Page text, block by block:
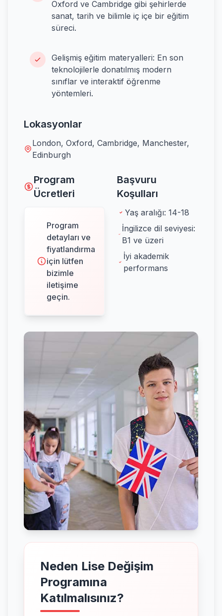
Oxford ve Cambridge gibi şehirlerde
sanat, tarih ve bilimle iç içe bir eğitim
süreci.
Gelişmiş eğitim materyalleri: En son
teknolojilerle donatılmış modern
sınıflar ve interaktif öğrenme
yöntemleri.
Lokasyonlar
London, Oxford, Cambridge, Manchester,
Edinburgh
Program
Ücretleri
Program
detayları ve
fiyatlandırma
için lütfen
bizimle
iletişime
geçin.
Başvuru
Koşulları
Yaş aralığı: 14-18
İngilizce dil seviyesi:
B1 ve üzeri
İyi akademik
performans
Neden Lise Değişim
Programına
Katılmalısınız?